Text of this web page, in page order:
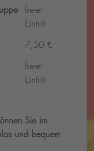
freier
Eintritt
7,50 €
freier
Eintritt
Sie im
und bequem